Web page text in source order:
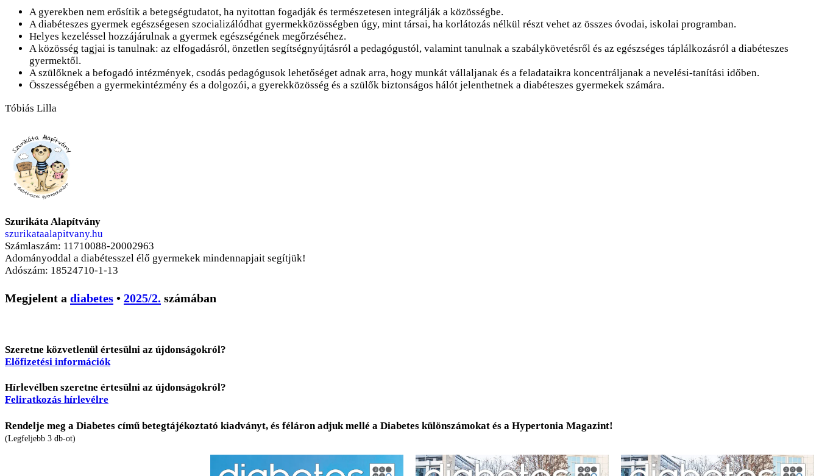
A gyerekben nem erősítik a betegségtudatot, ha nyitottan fogadják és természetesen integrálják a közösségbe.
A diabéteszes gyermek egészségesen szocializálódhat gyermekközösségben úgy, mint társai, ha korlátozás nélkül részt vehet az összes óvodai, iskolai programban.
Helyes kezeléssel hozzájárulnak a gyermek egészségének megőrzéséhez.
A közösség tagjai is tanulnak: az elfogadásról, önzetlen segítségnyújtásról a pedagógustól, valamint tanulnak a szabálykövetésről és az egészséges táplálkozásról a diabéteszes
gyermektől.
A szülőknek a befogadó intézmények, csodás pedagógusok lehetőséget adnak arra, hogy munkát vállaljanak és a feladataikra koncentráljanak a nevelési-tanítási időben.
Összességében a gyermekintézmény és a dolgozói, a gyerekközösség és a szülők biztonságos hálót jelenthetnek a diabéteszes gyermekek számára.
Tóbiás Lilla
Szurikáta Alapítvány
szurikataalapitvany.hu
Számlaszám: 11710088-20002963
Adományoddal a diabétesszel élő gyermekek mindennapjait segítjük!
Adószám: 18524710-1-13
Megjelent a diabetes • 2025/2. számában
Szeretne közvetlenül értesülni az újdonságokról?
Előfizetési információk
Hírlevélben szeretne értesülni az újdonságokról?
Feliratkozás hírlevélre
Rendelje meg a Diabetes című betegtájékoztató kiadványt, és féláron adjuk mellé a Diabetes különszámokat és a Hypertonia Magazint!
(Legfeljebb 3 db-ot)